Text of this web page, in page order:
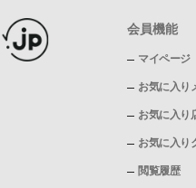
会員機能
マイページ
お気に入り
お気に入り
お気に入り
閲覧履歴